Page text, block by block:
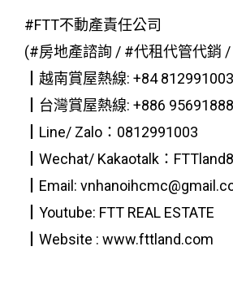
#FTT不動產責任公司
(#房地產諮詢 / #代租代管代銷
┃越南賞屋熱線: +84 812991003
┃台灣賞屋熱線: +886
┃Line/ Zalo：0812991003
┃Wechat/ Kakaotalk：
┃Email:
┃Youtube: FTT REAL ESTATE
┃Website : www.fttland.com